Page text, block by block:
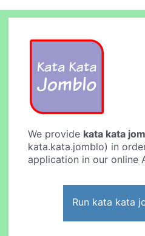
We provide kata kata
kata.kata.jomblo) in
application in our online
Run kata kata